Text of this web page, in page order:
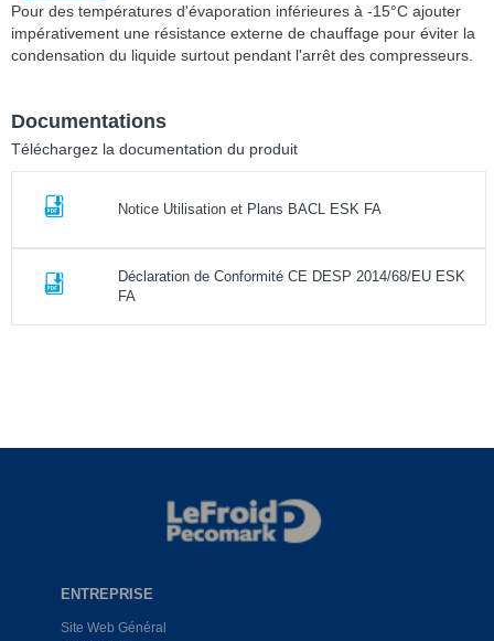
Pour des températures d'évaporation inférieures à -15°C ajouter
impérativement une résistance externe de chauffage pour éviter la
condensation du liquide surtout pendant l'arrêt des compresseurs.
Documentations
Téléchargez la documentation du produit
Notice Utilisation et Plans BACL ESK FA
Déclaration de Conformité CE DESP 2014/68/EU ESK
FA
ENTREPRISE
Site Web Général